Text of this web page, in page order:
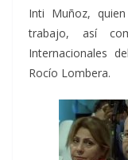
Inti Muñoz,
trabajo, así
Internacionales
Rocío Lombera.